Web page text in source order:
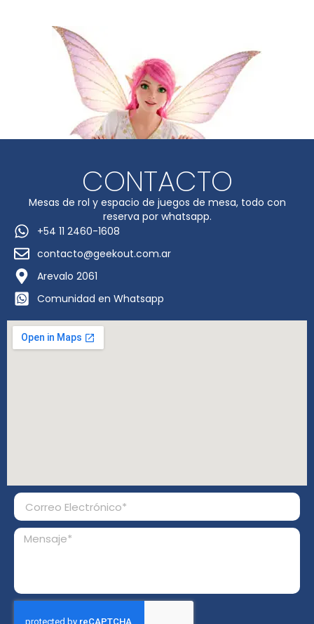
CONTACTO
Mesas de rol y espacio de juegos de mesa, todo con
reserva por whatsapp.
+54 11 2460-1608
contacto@geekout.com.ar
Arevalo 2061
Comunidad en Whatsapp